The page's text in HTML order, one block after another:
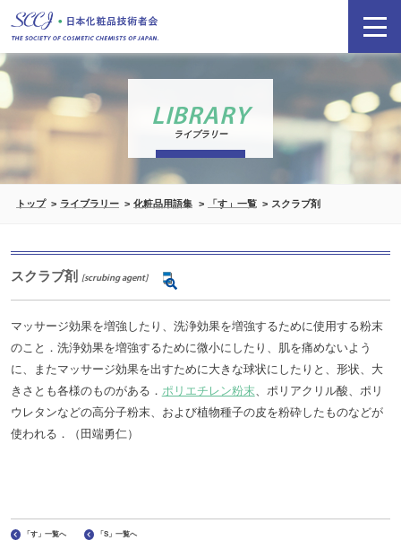
LIBRARY
ライブラリー
トップ ライブラリー 化粧品用語集 「す」一覧 スクラブ剤
スクラブ剤 [scrubing agent]
マッサージ効果を増強したり、洗浄効果を増強するために使用する粉末
のこと．洗浄効果を増強するために微小にしたり、肌を痛めないよう
に、またマッサージ効果を出すために大きな球状にしたりと、形状、大
きさとも各様のものがある． ポリエチレン粉末、ポリアクリル酸、ポリ
ウレタンなどの高分子粉末、および植物種子の皮を粉砕したものなどが
使われる．（田端勇仁）
「す」一覧へ 「S」一覧へ